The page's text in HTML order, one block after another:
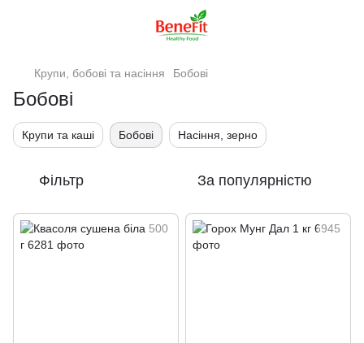
Крупи, бобові та насіння Бобові
Бобові
Крупи та каші Бобові Насіння, зерно
Фільтр За популярністю